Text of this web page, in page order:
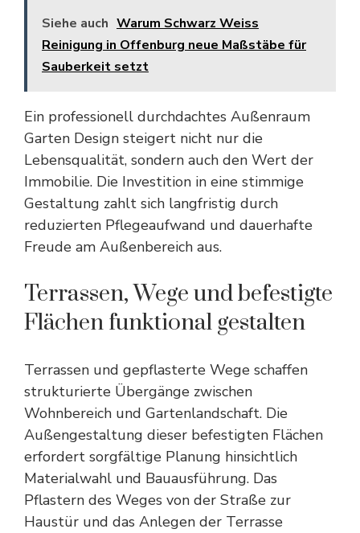
Siehe auch Warum Schwarz Weiss
Reinigung in Offenburg neue Maßstäbe für
Sauberkeit setzt
Ein professionell durchdachtes Außenraum
Garten Design steigert nicht nur die
Lebensqualität, sondern auch den Wert der
Immobilie. Die Investition in eine stimmige
Gestaltung zahlt sich langfristig durch
reduzierten Pflegeaufwand und dauerhafte
Freude am Außenbereich aus.
Terrassen, Wege und befestigte
Flächen funktional gestalten
Terrassen und gepflasterte Wege schaffen
strukturierte Übergänge zwischen
Wohnbereich und Gartenlandschaft. Die
Außengestaltung dieser befestigten Flächen
erfordert sorgfältige Planung hinsichtlich
Materialwahl und Bauausführung. Das
Pflastern des Weges von der Straße zur
Haustür und das Anlegen der Terrasse